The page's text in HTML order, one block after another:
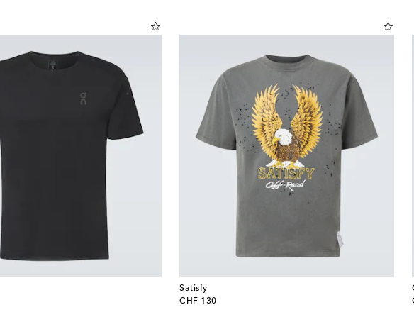
Satisfy
CHF 130
original price